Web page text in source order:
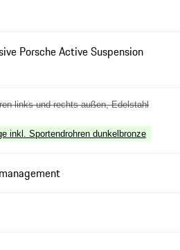
Porsche Active Suspension
links und rechts außen, Edelstahl
inkl. Sportendrohren dunkelbronze